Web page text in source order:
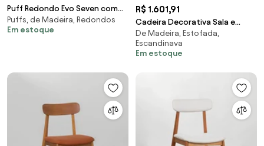
Puff Redondo Evo Seven com
Pés Escandinavo - Folhas
Marrons
Puffs, de Madeira, Redondos
Em estoque
R$ 1.601,91
Cadeira Decorativa Sala e
Escritório Colonial Madeira
Bege G56 - Gran Belo
De Madeira, Estofada,
Escandinava
Em estoque